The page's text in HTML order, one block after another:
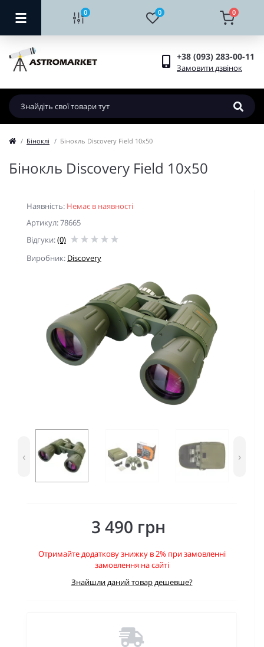
0 0 0
+38 (093) 283-00-11
Замовити дзвінок
Біноклі Бінокль Discovery Field 10x50
Бінокль Discovery Field 10x50
Наявність: Немає в наявності
Артикул: 78665
Відгуки:(0)
Виробник: Discovery
‹ ›
3 490 грн
Отримайте додаткову знижку в 2% при замовленні
замовлення на сайті
Знайшли даний товар дешевше?